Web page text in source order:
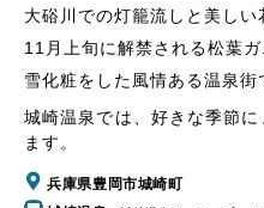
大硲川での灯籠流しと美しい
11月上旬に解禁される松葉
雪化粧をした風情ある温泉街
城崎温泉では、好きな季節
ます。
兵庫県豊岡市城崎町